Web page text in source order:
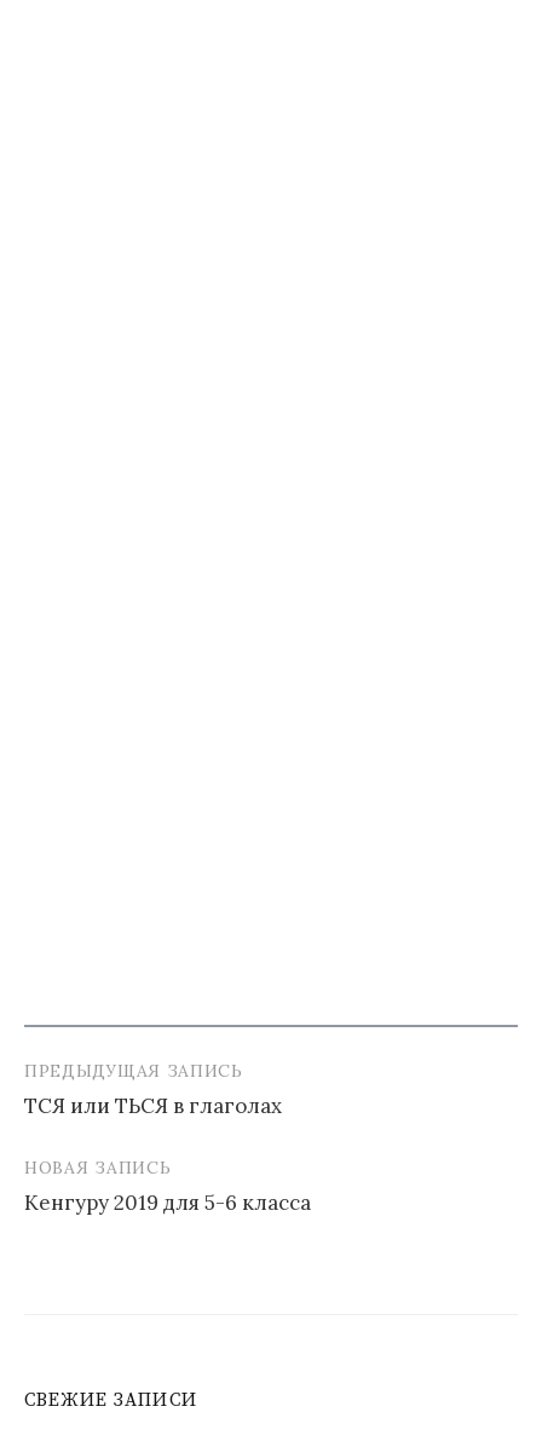
Навигация
по
записям
ПРЕДЫДУЩАЯ ЗАПИСЬ
ТСЯ или ТЬСЯ в глаголах
НОВАЯ ЗАПИСЬ
Кенгуру 2019 для 5-6 класса
СВЕЖИЕ ЗАПИСИ